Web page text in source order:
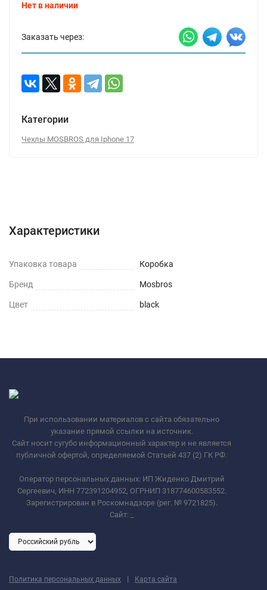
Нет в наличии
Заказать через:
Категории
Чехлы MOSBROS для Iphone 17
Характеристики
Упаковка товара Коробка
Бренд Mosbros
Цвет black
При использовании материалов с сайта обязательно
указание прямой ссылки на источник.
Сайт носит сугубо информационный характер и не является
публичной офертой, определяемой Статьей 437 (2) ГК РФ.
Оператор персональных данных: ИП Жиденко Дмитрий
Сергеевич, ИНН 772391204952, ОГРНИП 318774600583552.
Зарегистрирован в Роскомнадзоре (рег. № 9721825).
Сайт:
Политика персональных данных | Карта сайта